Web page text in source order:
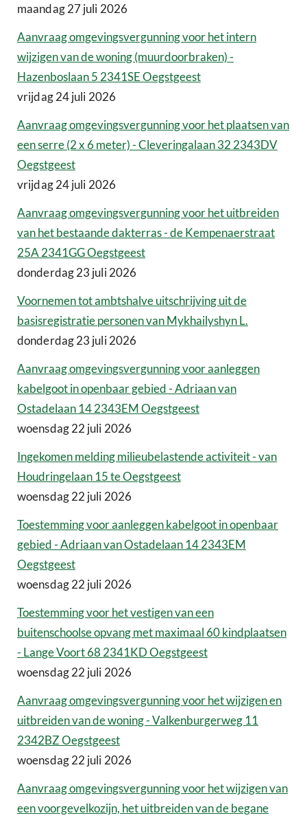
maandag 27 juli 2026
Aanvraag omgevingsvergunning voor het intern
wijzigen van de woning (muurdoorbraken) -
Hazenboslaan 5 2341SE Oegstgeest
vrijdag 24 juli 2026
Aanvraag omgevingsvergunning voor het plaatsen van
een serre (2 x 6 meter) - Cleveringalaan 32 2343DV
Oegstgeest
vrijdag 24 juli 2026
Aanvraag omgevingsvergunning voor het uitbreiden
van het bestaande dakterras - de Kempenaerstraat
25A 2341GG Oegstgeest
donderdag 23 juli 2026
Voornemen tot ambtshalve uitschrijving uit de
basisregistratie personen van Mykhailyshyn L.
donderdag 23 juli 2026
Aanvraag omgevingsvergunning voor aanleggen
kabelgoot in openbaar gebied - Adriaan van
Ostadelaan 14 2343EM Oegstgeest
woensdag 22 juli 2026
Ingekomen melding milieubelastende activiteit - van
Houdringelaan 15 te Oegstgeest
woensdag 22 juli 2026
Toestemming voor aanleggen kabelgoot in openbaar
gebied - Adriaan van Ostadelaan 14 2343EM
Oegstgeest
woensdag 22 juli 2026
Toestemming voor het vestigen van een
buitenschoolse opvang met maximaal 60 kindplaatsen
- Lange Voort 68 2341KD Oegstgeest
woensdag 22 juli 2026
Aanvraag omgevingsvergunning voor het wijzigen en
uitbreiden van de woning - Valkenburgerweg 11
2342BZ Oegstgeest
woensdag 22 juli 2026
Aanvraag omgevingsvergunning voor het wijzigen van
een voorgevelkozijn, het uitbreiden van de begane